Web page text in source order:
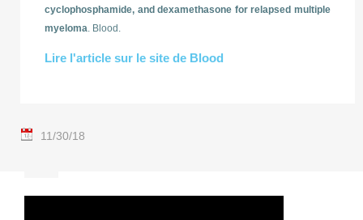
cyclophosphamide, and dexamethasone for relapsed multiple
myeloma. Blood.
Lire l'article sur le site de Blood
11/30/18